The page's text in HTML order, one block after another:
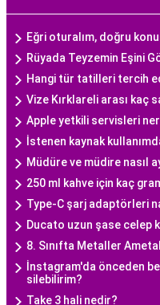
Eğri oturalım, doğru
Rüyada Teyzemin Eşini
Hangi tür tatilleri tercih
Vize Kırklareli arası kaç
Apple yetkili servisleri
İstenen kaynak
Müdüre ve müdire nasıl
250 ml kahve için kaç
Type-C şarj adaptörleri
Ducato uzun şase celep
8. Sınıfta Metaller
İnstagram'da önceden
silebilirim?
Take 3 hali nedir?